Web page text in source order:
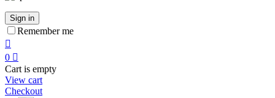
Sign in
Remember me

0 
Cart is empty
View cart
Checkout